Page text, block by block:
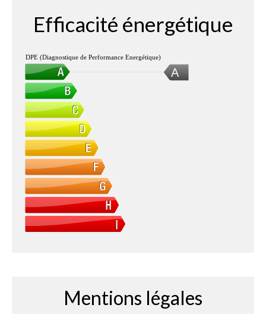
Efficacité énergétique
A
DPE (Diagnostique de Performance Energétique)
Mentions légales